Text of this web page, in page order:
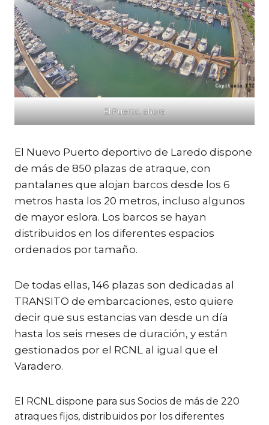
El Puerto, ahora
El Nuevo Puerto deportivo de Laredo dispone
de más de 850 plazas de atraque, con
pantalanes que alojan barcos desde los 6
metros hasta los 20 metros, incluso algunos
de mayor eslora. Los barcos se hayan
distribuidos en los diferentes espacios
ordenados por tamaño.
De todas ellas, 146 plazas son dedicadas al
TRANSITO de embarcaciones, esto quiere
decir que sus estancias van desde un día
hasta los seis meses de duración, y están
gestionados por el RCNL al igual que el
Varadero.
El RCNL dispone para sus Socios de más de 220
atraques fijos, distribuidos por los diferentes